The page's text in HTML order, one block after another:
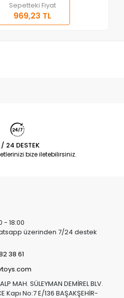
Sepetteki Fiyat
969,23 TL
24 DESTEK
bize iletebilirsiniz.
- 18:00
üzerinden 7/24 destek
38 61
MAH. SÜLEYMAN DEMİREL BLV.
Kapı No:7 E/136 BAŞAKŞEHİR-